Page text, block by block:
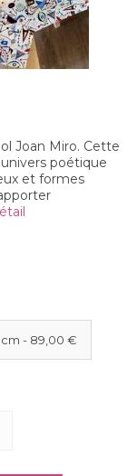
Joan Miro. Cette
poétique
et formes
cm - 89,00 €